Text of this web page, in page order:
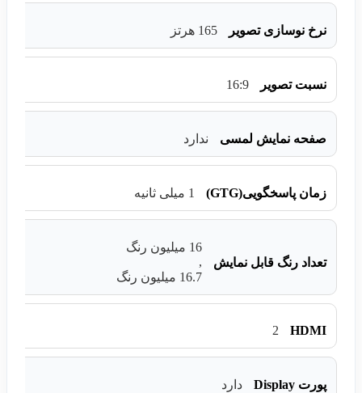
نرخ نوسازی تصویر 165 هرتز
نسبت تصویر 16:9
صفحه نمایش لمسی ندارد
زمان پاسخگویی(GTG) 1 میلی ثانیه
تعداد رنگ قابل نمایش
16 میلیون رنگ
,
16.7 میلیون رنگ
HDMI
2
پورت Display دارد